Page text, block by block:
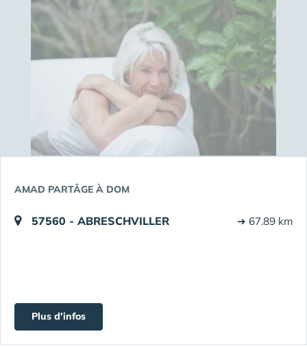
AMAD PARTÂGE À DOM
57560 - ABRESCHVILLER ➔ 67.89 km
Plus d'infos